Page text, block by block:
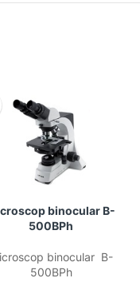
binocular B-
500BPh
binocular B-
500BPh